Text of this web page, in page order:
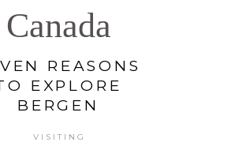
Canada
REASONS
EXPLORE
BERGEN
VISITING